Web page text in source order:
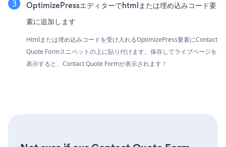
OptimizePressエディターでhtmlまたは埋め込みコード要
素に追加します
Htmlまたは埋め込みコードを受け入れるOptimizePress要素にContact
Quote Formスニペットの上に貼り付けます。保存してライブページを
表示すると、Contact Quote Formが表示されます！